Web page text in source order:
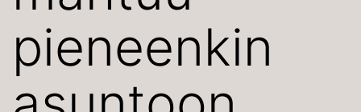
pieneenkin